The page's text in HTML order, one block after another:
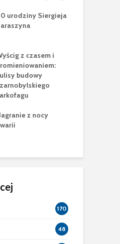
urodziny Siergieja
z czasem i
budowy
z nocy
170
48